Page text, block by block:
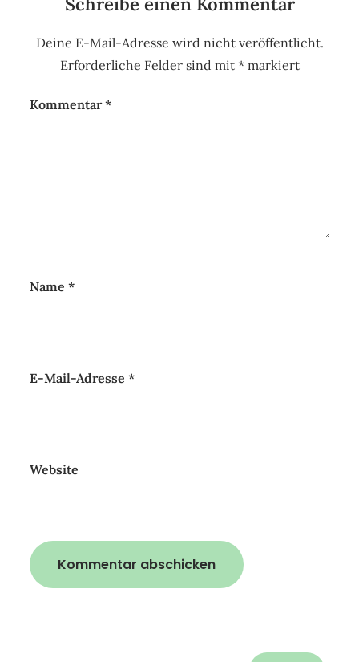
Deine E-Mail-Adresse wird nicht veröffentlicht.
Erforderliche Felder sind mit *markiert
Kommentar*
Name*
E-Mail-Adresse*
Website